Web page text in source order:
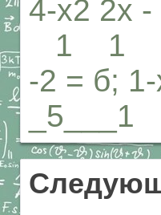
4-х2 2х
1 1 3
-2 = б;